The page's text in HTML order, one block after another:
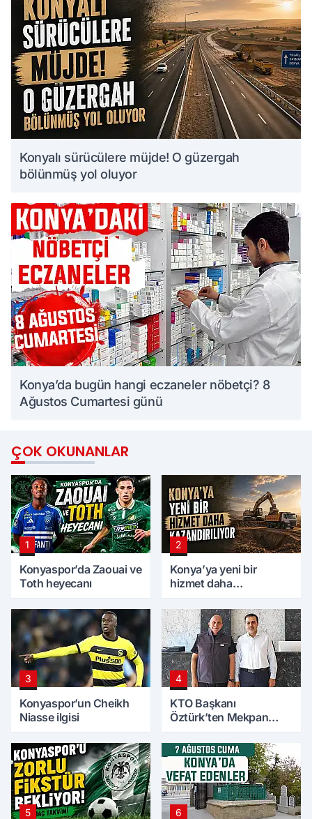
Konyalı sürücülere müjde! O güzergah
bölünmüş yol oluyor
Konya’da bugün hangi eczaneler nöbetçi? 8
Ağustos Cumartesi günü
ÇOK OKUNANLAR
1
Konyaspor’da Zaouai ve
Toth heyecanı
2
Konya’ya yeni bir
hizmet daha
3
Konyaspor’un Cheikh
Niasse ilgisi
4
KTO Başkanı
Öztürk’ten Mekpan
5 6